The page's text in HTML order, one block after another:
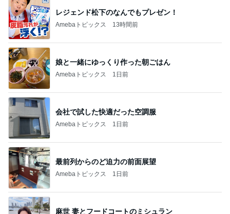
レジェンド松下のなんでもプレゼン！
Amebaトピックス 13時間前
娘と一緒にゆっくり作った朝ごはん
Amebaトピックス 1日前
会社で試した快適だった空調服
Amebaトピックス 1日前
最前列からのど迫力の前面展望
Amebaトピックス 1日前
麻世 妻とフードコートのミシュラン